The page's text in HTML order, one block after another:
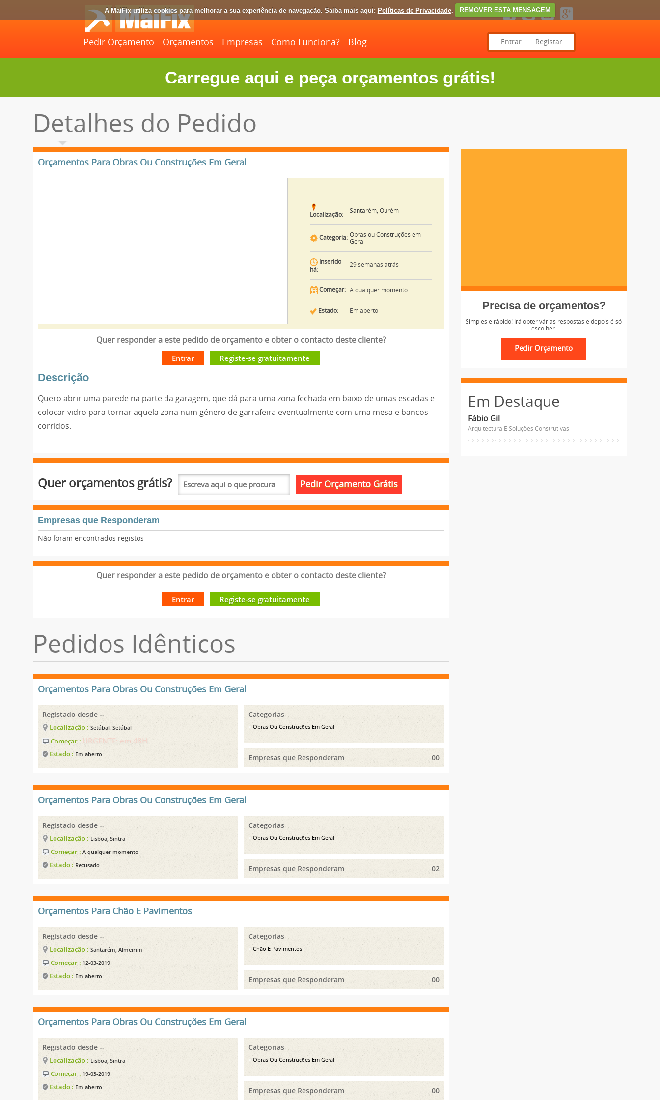
A MaiFix utiliza cookies para melhorar a sua experiência de navegação. Saiba mais aqui: Políticas de Privacidade. REMOVER ESTA MENSAGEM
Pedir Orçamento Orçamentos Empresas Como Funciona? Blog Entrar Registar
Carregue aqui e peça orçamentos grátis!
Detalhes do Pedido
Orçamentos Para Obras Ou Construções Em Geral
Localização:
Santarém, Ourém
Categoria: Obras ou Construções em
Geral
Inserido
há:
29 semanas atrás
Começar: A qualquer momento
Estado: Em aberto
Quer responder a este pedido de orçamento e obter o contacto deste cliente?
Entrar Registe-se gratuitamente
Descrição
Quero abrir uma parede na parte da garagem, que dá para uma zona fechada em baixo de umas escadas e
colocar vidro para tornar aquela zona num género de garrafeira eventualmente com uma mesa e bancos
corridos.
Quer orçamentos grátis?
Empresas que Responderam
Não foram encontrados registos
Quer responder a este pedido de orçamento e obter o contacto deste cliente?
Entrar Registe-se gratuitamente
Pedidos Idênticos
Orçamentos Para Obras Ou Construções Em Geral
Registado desde --
Localização :Setúbal, Setúbal
Começar : URGENTE: em 48H
Estado : Em aberto
Categorias
Obras Ou Construções Em Geral
Empresas que Responderam 00
Orçamentos Para Obras Ou Construções Em Geral
Registado desde --
Localização : Lisboa, Sintra
Começar :A qualquer momento
Estado : Recusado
Categorias
Obras Ou Construções Em Geral
Empresas que Responderam 02
Orçamentos Para Chão E Pavimentos
Registado desde --
Localização :Santarém, Almeirim
Começar : 12-03-2019
Estado : Em aberto
Categorias
Chão E Pavimentos
Empresas que Responderam 00
Orçamentos Para Obras Ou Construções Em Geral
Registado desde --
Localização : Lisboa, Sintra
Começar : 19-03-2019
Estado : Em aberto
Categorias
Obras Ou Construções Em Geral
Empresas que Responderam 00
Precisa de orçamentos?
Simples e rápido! Irá obter várias respostas e depois é só
escolher.
Em Destaque
Fábio Gil
Arquitectura E Soluções Construtivas